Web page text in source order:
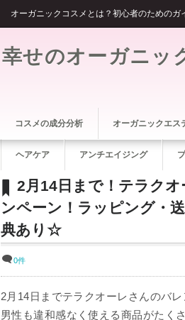
幸せのオーガニッ
2月14日まで！テラク
ンペーン！ラッピング・
典あり☆
0件
2月14日までテラクオーレさんのバ
男性も違和感なく使える商品がたく
オーガニックコスメとは？初心者のためのガ
コスメの成分分析 オーガニックエス
ヘアケア アンチエイジング